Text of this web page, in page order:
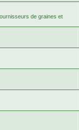
de graines et